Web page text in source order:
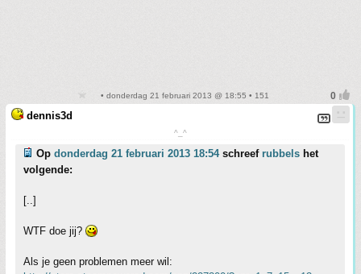
• donderdag 21 februari 2013 @ 18:55 • 151
dennis3d
^_^
Op donderdag 21 februari 2013 18:54schreef rubbels het
volgende:
[..]
WTF doe jij?
Als je geen problemen meer wil: